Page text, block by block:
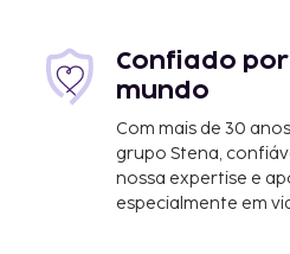
Confiado
mundo
Com mais de 30
grupo Stena,
nossa expertise e
especialmente em